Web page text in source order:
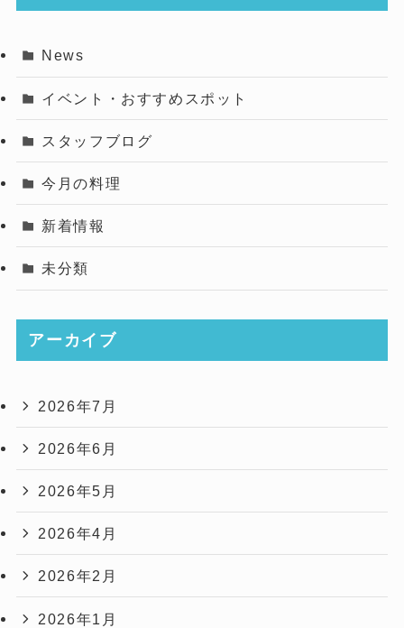
News
イベント・おすすめスポット
スタッフブログ
今月の料理
新着情報
未分類
アーカイブ
2026年7月
2026年6月
2026年5月
2026年4月
2026年2月
2026年1月